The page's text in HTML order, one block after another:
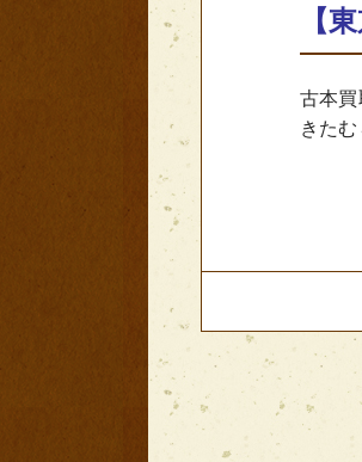
【
古本
きた